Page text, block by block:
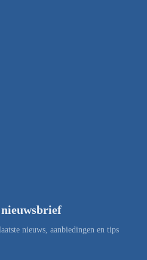
nieuws, aanbiedingen en tips